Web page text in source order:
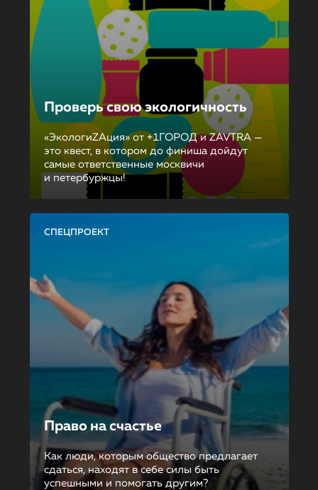
Проверь свою экологичность
«ЭкологиZAция» от +1ГОРОД и ZAVTRA —
это квест, в котором до финиша дойдут
самые ответственные москвичи
и петербуржцы!
СПЕЦПРОЕКТ
Право на счастье
Как люди, которым общество предлагает
сдаться, находят в себе силы быть
успешными и помогать другим?